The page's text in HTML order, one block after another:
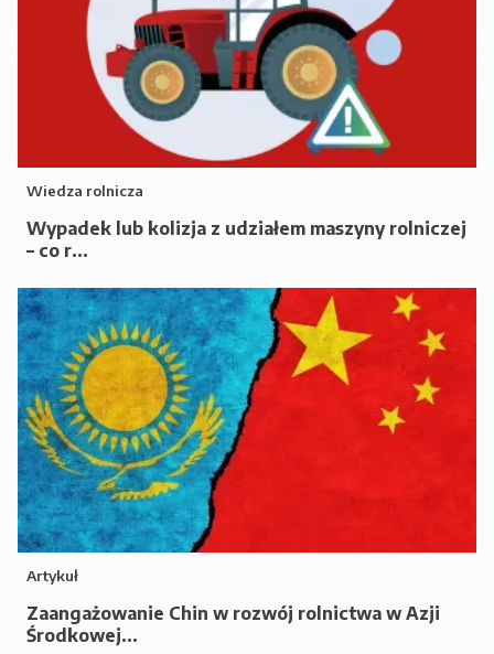
Wiedza rolnicza
Wypadek lub kolizja z udziałem maszyny rolniczej
– co r...
Artykuł
Zaangażowanie Chin w rozwój rolnictwa w Azji
Środkowej...